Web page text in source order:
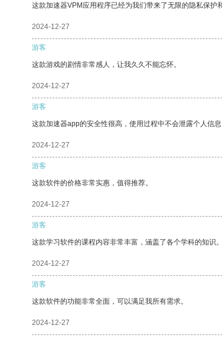
这款加速器VPM应用程序已经为我们带来了无限的隐私保护
2024-12-27
游客
这款游戏的剧情非常感人，让我久久不能忘怀。
2024-12-27
游客
这款加速器app的安全性很高，使用过程中不会泄露个人信
2024-12-27
游客
这款软件的价格非常实惠，值得推荐。
2024-12-27
游客
这款学习软件的课程内容非常丰富，涵盖了各个学科的知识
2024-12-27
游客
这款软件的功能非常全面，可以满足我所有需求。
2024-12-27